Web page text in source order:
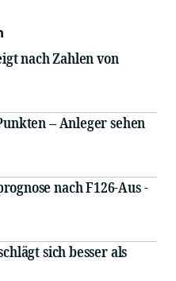
nach Zahlen von
– Anleger sehen
nach F126-Aus -
sich besser als